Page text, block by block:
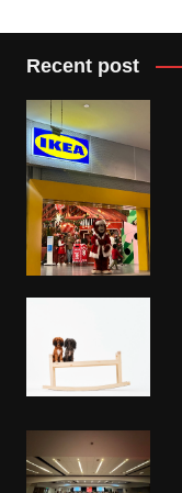
Recent post